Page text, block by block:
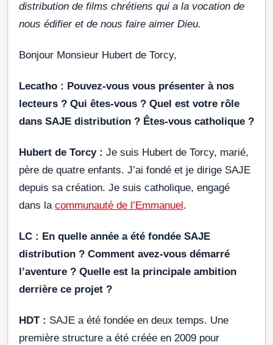
distribution de films chrétiens qui a la vocation de
nous édifier et de nous faire aimer Dieu.
Bonjour Monsieur Hubert de Torcy,
Lecatho : Pouvez-vous vous présenter à nos
lecteurs ? Qui êtes-vous ? Quel est votre rôle
dans SAJE distribution ? Êtes-vous catholique ?
Hubert de Torcy : Je suis Hubert de Torcy, marié,
père de quatre enfants. J’ai fondé et je dirige SAJE
depuis sa création. Je suis catholique, engagé
dans la communauté de l’Emmanuel.
LC : En quelle année a été fondée SAJE
distribution ? Comment avez-vous démarré
l’aventure ? Quelle est la principale ambition
derrière ce projet ?
HDT : SAJE a été fondée en deux temps. Une
première structure a été créée en 2009 pour